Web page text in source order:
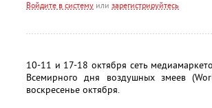
Войдите в систему или зарегистрируйтесь
10-11 и 17-18 октября сеть
Всемирного дня воздушных змеев
воскресенье октября.